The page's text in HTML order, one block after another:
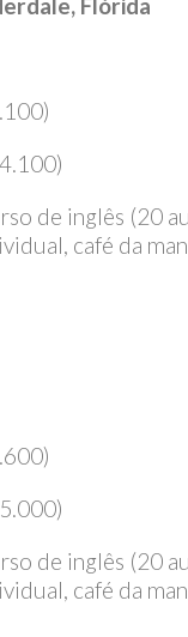
de inglês (20
café da
de inglês (20
café da